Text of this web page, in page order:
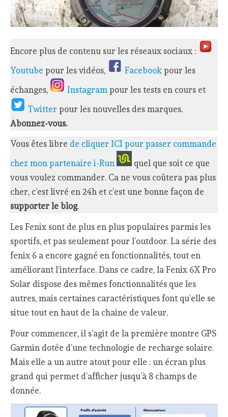
Encore plus de contenu sur les réseaux sociaux :
Youtube pour les vidéos, Facebookpour les
échanges,
Instagrampour les tests en cours et
Twitterpour les nouvelles des marques.
Abonnez-vous.
Vous êtes libre de cliquer ICI pour passer commande
chez mon partenaire i-Run
quel que soit ce que
vous voulez commander. Ca ne vous coûtera pas plus
cher, c’est livré en 24h et c’est une bonne façon de
supporter le blog.
Les Fenix sont de plus en plus populaires parmis les
sportifs, et pas seulement pour l’outdoor. La série des
fenix 6 a encore gagné en fonctionnalités, tout en
améliorant l’interface. Dans ce cadre, la Fenix 6X Pro
Solar dispose des mêmes fonctionnalités que les
autres, mais certaines caractéristiques font qu’elle se
situe tout en haut de la chaine de valeur.
Pour commencer, il s’agit de la première montre GPS
Garmin dotée d’une technologie de recharge solaire.
Mais elle a un autre atout pour elle : un écran plus
grand qui permet d’afficher jusqu’à 8 champs de
donnée.